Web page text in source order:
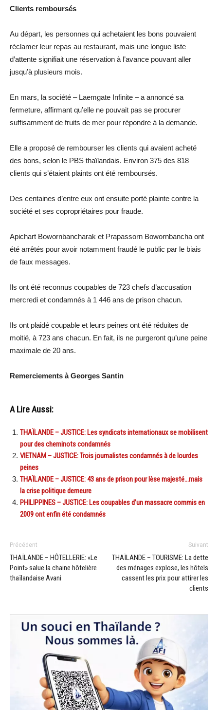
Clients remboursés
Au départ, les personnes qui achetaient les bons pouvaient
réclamer leur repas au restaurant, mais une longue liste
d’attente signifiait une réservation à l’avance pouvant aller
jusqu’à plusieurs mois.
En mars, la société – Laemgate Infinite – a annoncé sa
fermeture, affirmant qu’elle ne pouvait pas se procurer
suffisamment de fruits de mer pour répondre à la demande.
Elle a proposé de rembourser les clients qui avaient acheté
des bons, selon le PBS thaïlandais. Environ 375 des 818
clients qui s’étaient plaints ont été remboursés.
Des centaines d’entre eux ont ensuite porté plainte contre la
société et ses copropriétaires pour fraude.
Apichart Bowornbancharak et Prapassorn Bowornbancha ont
été arrêtés pour avoir notamment fraudé le public par le biais
de faux messages.
Ils ont été reconnus coupables de 723 chefs d’accusation
mercredi et condamnés à 1 446 ans de prison chacun.
Ils ont plaidé coupable et leurs peines ont été réduites de
moitié, à 723 ans chacun. En fait, ils ne purgeront qu’une peine
maximale de 20 ans.
Remerciements à Georges Santin
A Lire Aussi:
THAÏLANDE – JUSTICE: Les syndicats internationaux se mobilisent
pour des cheminots condamnés
VIETNAM – JUSTICE: Trois journalistes condamnés à de lourdes
peines
THAÏLANDE – JUSTICE: 43 ans de prison pour lèse majesté…mais
la crise politique demeure
PHILIPPINES – JUSTICE: Les coupables d’un massacre commis en
2009 ont enfin été condamnés
Précédent
THAÏLANDE – HÔTELLERIE: «Le
Point» salue la chaine hôtelière
thaïlandaise Avani
Suivant
THAÏLANDE – TOURISME: La dette
des ménages explose, les hôtels
cassent les prix pour attirer les
clients